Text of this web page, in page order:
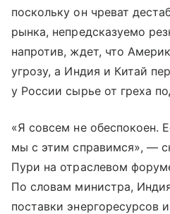
поскольку он чреват
рынка, непредсказуемо
напротив, ждет, что
угрозу, а Индия и Китай
у России сырье от греха
«Я совсем не обеспокоен.
мы с этим справимся», —
Пури на отраслевом
По словам министра,
поставки энергоресурсов